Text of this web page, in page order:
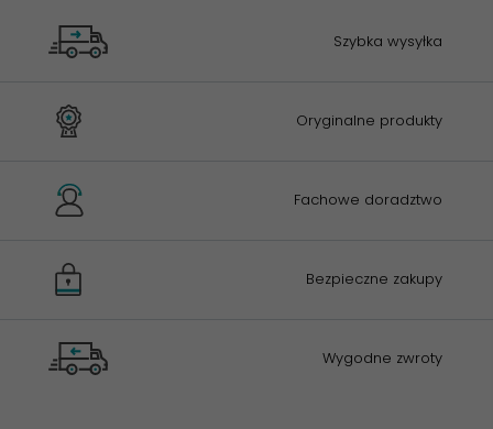
Szybka wysyłka
Oryginalne produkty
Fachowe doradztwo
Bezpieczne zakupy
Wygodne zwroty